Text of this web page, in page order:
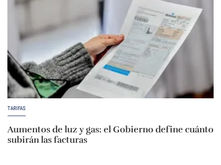
TARIFAS
Aumentos de luz y gas: el Gobierno define cuánto
subirán las facturas